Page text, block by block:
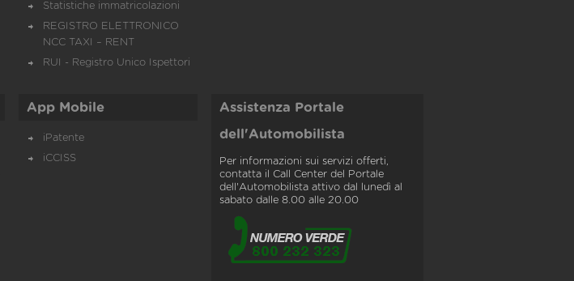
Statistiche immatricolazioni
REGISTRO ELETTRONICO
NCC TAXI – RENT
RUI - Registro Unico Ispettori
App Mobile
iPatente
iCCISS
Assistenza Portale
dell'Automobilista
Per informazioni sui servizi offerti,
contatta il Call Center del Portale
dell'Automobilista attivo dal lunedì al
sabato dalle 8.00 alle 20.00